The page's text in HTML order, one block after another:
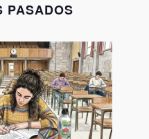
Y
VISTAS
DE
PASADOS